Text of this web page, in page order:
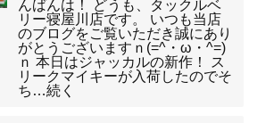
んばんは！ どうも、タックルベ
リー寝屋川店です。 いつも当店
のブログをご覧いただき誠にあり
がとうございますｎ(=^・ω・^=)
ｎ 本日はジャッカルの新作！ ス
リークマイキーが入荷したのでそ
ち…続く